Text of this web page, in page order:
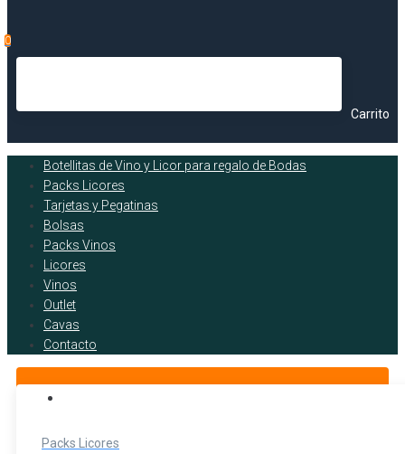
0
Carrito
Botellitas de Vino y Licor para regalo de Bodas
Packs Licores
Tarjetas y Pegatinas
Bolsas
Packs Vinos
Licores
Vinos
Outlet
Cavas
Contacto
Packs Licores